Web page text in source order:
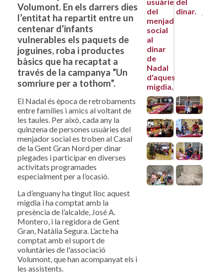
Volumont. En els darrers dies
l’entitat ha repartit entre un
centenar d’infants
vulnerables els paquets de
joguines, roba i productes
bàsics que ha recaptat a
través de la campanya “Un
somriure per a tothom”.
El Nadal és època de retrobaments
entre famílies i amics al voltant de
les taules. Per això, cada any la
quinzena de persones usuàries del
menjador social es troben al Casal
de la Gent Gran Nord per dinar
plegades i participar en diverses
activitats programades
especialment per a l’ocasió.
La d’enguany ha tingut lloc aquest
migdia i ha comptat amb la
presència de l’alcalde, José A.
Montero, i la regidora de Gent
Gran, Natàlia Segura. L’acte ha
comptat amb el suport de
voluntàries de l'associació
Volumont, que han acompanyat els i
les assistents.